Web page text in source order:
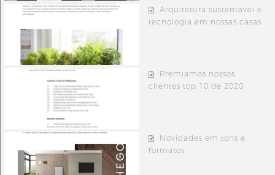
Arquitetura sustentável e
tecnologia em nossas casas
Premiamos nossos
clientes top 10 de 2020
Novidades em tons e
formatos